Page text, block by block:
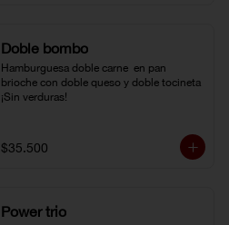
Doble bombo
Hamburguesa doble carne  en pan
brioche con doble queso y doble tocineta
¡Sin verduras!
$35.500
Power trio